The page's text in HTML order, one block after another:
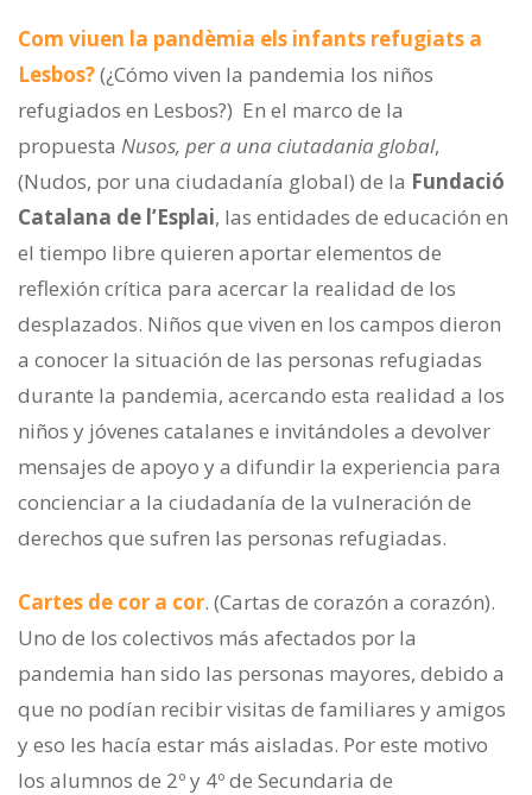
Com viuen la pandèmia els infants refugiats a
Lesbos?(¿Cómo viven la pandemia los niños
refugiados en Lesbos?) En el marco de la
propuesta Nusos, per a una ciutadania global,
(Nudos, por una ciudadanía global) de la Fundació
Catalana de l’Esplai, las entidades de educación en
el tiempo libre quieren aportar elementos de
reflexión crítica para acercar la realidad de los
desplazados. Niños que viven en los campos dieron
a conocer la situación de las personas refugiadas
durante la pandemia, acercando esta realidad a los
niños y jóvenes catalanes e invitándoles a devolver
mensajes de apoyo y a difundir la experiencia para
concienciar a la ciudadanía de la vulneración de
derechos que sufren las personas refugiadas.
Cartes de cor a cor. (Cartas de corazón a corazón).
Uno de los colectivos más afectados por la
pandemia han sido las personas mayores, debido a
que no podían recibir visitas de familiares y amigos
y eso les hacía estar más aisladas. Por este motivo
los alumnos de 2º y 4º de Secundaria de